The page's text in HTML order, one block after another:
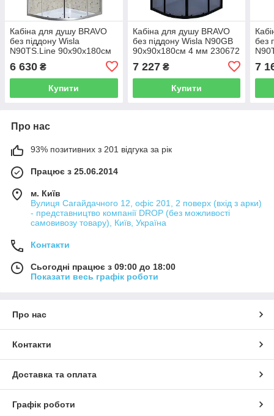
Кабіна для душу BRAVO
без піддону Wisla
N90TS.Line 90x90x180см
4 мм 230671 000028395
6 630 ₴
Купити
Кабіна для душу BRAVO
без піддону Wisla N90GB
90x90x180см 4 мм 230672
7 227₴
Купити
без
7
Про нас
93% позитивних з 201 відгука за рік
Працює з 25.06.2014
м. Київ
Вулиця Сагайдачного 12, офіс 201, 2 поверх (вхід з арки)
- представництво компанії DROP (без можливості
самовивозу товару), Київ, Україна
Контакти
Сьогодні працює з 09:00 до 18:00
Показати весь графік роботи
Про нас
Контакти
Доставка та оплата
Графік роботи